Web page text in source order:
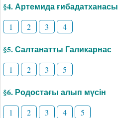
§4. Артемида ғибадатханасы
1 2 3 4
§5. Салтанатты Галикарнас
1 2 3 5
§6. Родостағы алып мүсін
1 2 3 4 5